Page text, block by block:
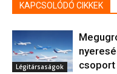
KAPCSOLÓDÓ CIKKEK
Légitársaságok
csoport